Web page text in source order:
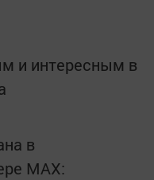
и интересным в
в
MАХ: